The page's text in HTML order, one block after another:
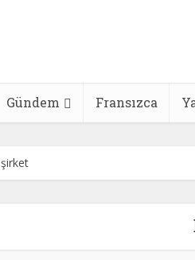
Gündem Fransızca
şirket